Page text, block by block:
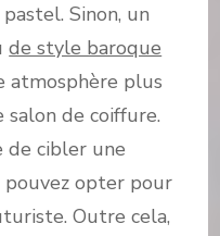
Sinon, un
de style baroque
atmosphère plus
de coiffure.
de cibler une
opter pour
Outre cela,